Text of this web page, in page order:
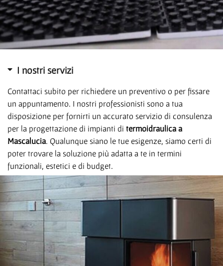
I nostri servizi
Contattaci subito per richiedere un preventivo o per fissare
un appuntamento. I nostri professionisti sono a tua
disposizione per fornirti un accurato servizio di consulenza
per la progettazione di impianti di termoidraulica a
Mascalucia . Qualunque siano le tue esigenze, siamo certi di
poter trovare la soluzione più adatta a te in termini
funzionali, estetici e di budget.